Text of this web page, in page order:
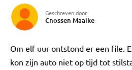
Geschreven door
Cnossen Maaike
Om elf uur ontstond er een file.
kon zijn auto niet op tijd tot